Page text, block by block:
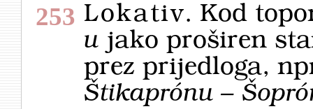
253 Lokativ. Kod
u jako proširen
prez prijedloga,
Štikaprónu –